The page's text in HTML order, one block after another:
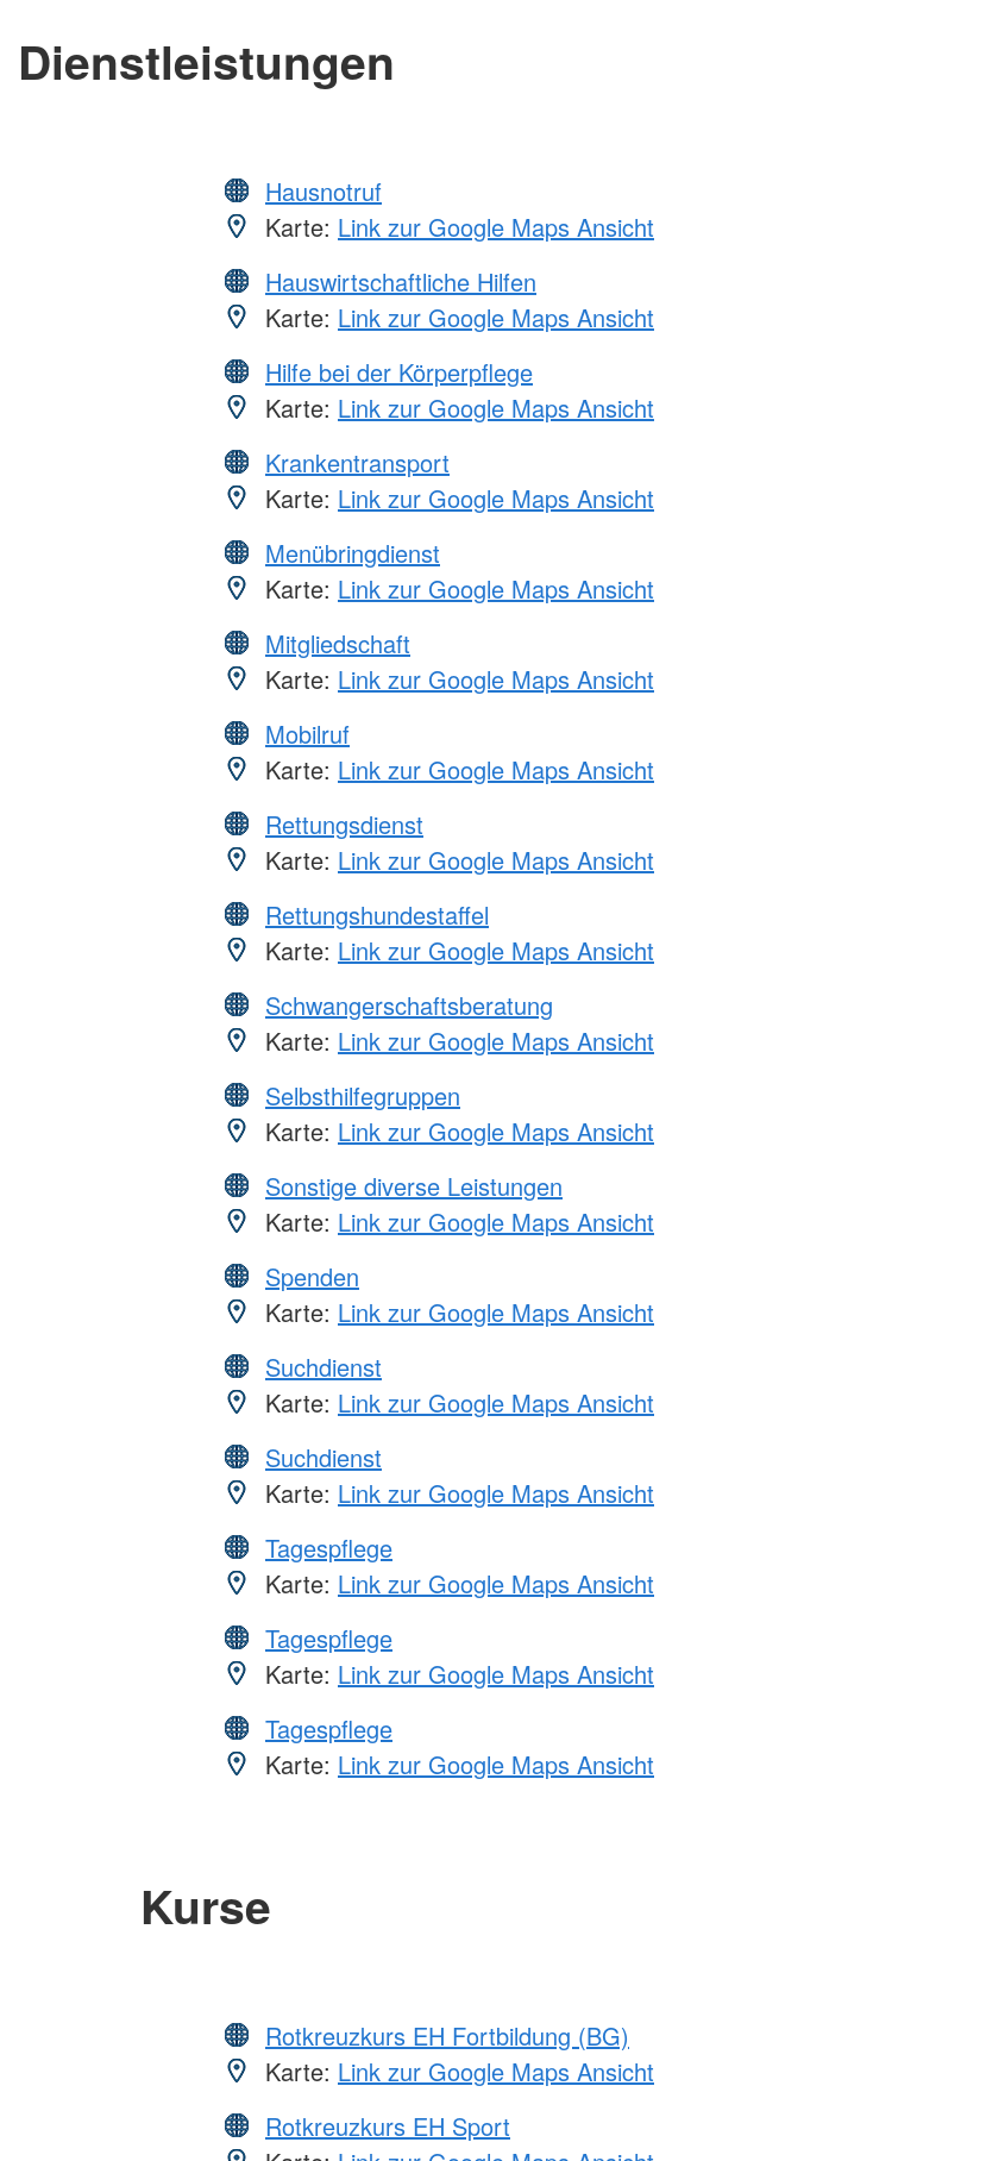
Dienstleistungen
Hausnotruf
Karte: Link zur Google Maps Ansicht
Hauswirtschaftliche Hilfen
Karte: Link zur Google Maps Ansicht
Hilfe bei der Körperpflege
Karte: Link zur Google Maps Ansicht
Krankentransport
Karte: Link zur Google Maps Ansicht
Menübringdienst
Karte: Link zur Google Maps Ansicht
Mitgliedschaft
Karte: Link zur Google Maps Ansicht
Mobilruf
Karte: Link zur Google Maps Ansicht
Rettungsdienst
Karte: Link zur Google Maps Ansicht
Rettungshundestaffel
Karte: Link zur Google Maps Ansicht
Schwangerschaftsberatung
Karte: Link zur Google Maps Ansicht
Selbsthilfegruppen
Karte: Link zur Google Maps Ansicht
Sonstige diverse Leistungen
Karte: Link zur Google Maps Ansicht
Spenden
Karte: Link zur Google Maps Ansicht
Suchdienst
Karte: Link zur Google Maps Ansicht
Suchdienst
Karte: Link zur Google Maps Ansicht
Tagespflege
Karte: Link zur Google Maps Ansicht
Tagespflege
Karte: Link zur Google Maps Ansicht
Tagespflege
Karte: Link zur Google Maps Ansicht
Kurse
Rotkreuzkurs EH Fortbildung (BG)
Karte: Link zur Google Maps Ansicht
Rotkreuzkurs EH Sport